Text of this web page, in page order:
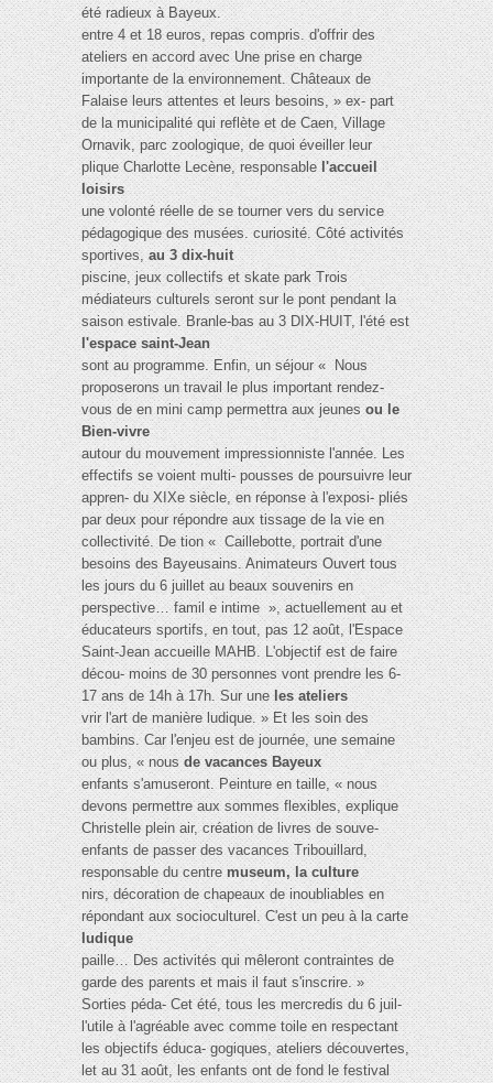
été radieux à Bayeux.
entre 4 et 18 euros, repas compris. d'offrir des
ateliers en accord avec Une prise en charge
importante de la environnement. Châteaux de
Falaise leurs attentes et leurs besoins, » ex- part
de la municipalité qui reflète et de Caen, Village
Ornavik, parc zoologique, de quoi éveiller leur
plique Charlotte Lecène, responsablel'accueil
loisirs
une volonté réelle de se tourner vers du service
pédagogique des musées. curiosité. Côté activités
sportives,au 3 dix-huit
piscine, jeux collectifs et skate park Trois
médiateurs culturels seront sur le pont pendant la
saison estivale. Branle-bas au 3 DIX-HUIT, l'été est
l'espace saint-Jean
sont au programme. Enfin, un séjour « Nous
proposerons un travail le plus important rendez-
vous de en mini camp permettra aux jeunesou le
Bien-vivre
autour du mouvement impressionniste l'année. Les
effectifs se voient multi- pousses de poursuivre leur
appren- du XIXe siècle, en réponse à l'exposi- pliés
par deux pour répondre aux tissage de la vie en
collectivité. De tion « Caillebotte, portrait d'une
besoins des Bayeusains. Animateurs Ouvert tous
les jours du 6 juillet au beaux souvenirs en
perspective… famil e intime », actuellement au et
éducateurs sportifs, en tout, pas 12 août, l'Espace
Saint-Jean accueille MAHB. L'objectif est de faire
décou- moins de 30 personnes vont prendre les 6-
17 ans de 14h à 17h. Sur une les ateliers
vrir l'art de manière ludique. » Et les soin des
bambins. Car l'enjeu est de journée, une semaine
ou plus, « nousde vacances Bayeux
enfants s'amuseront. Peinture en taille, « nous
devons permettre aux sommes flexibles, explique
Christelle plein air, création de livres de souve-
enfants de passer des vacances Tribouillard,
responsable du centremuseum, la culture
nirs, décoration de chapeaux de inoubliables en
répondant aux socioculturel. C'est un peu à la carte
ludique
paille… Des activités qui mêleront contraintes de
garde des parents et mais il faut s'inscrire. »
Sorties péda- Cet été, tous les mercredis du 6 juil-
l'utile à l'agréable avec comme toile en respectant
les objectifs éduca- gogiques, ateliers découvertes,
let au 31 août, les enfants ont de fond le festival